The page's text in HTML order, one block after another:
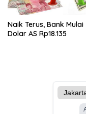
Naik Terus, Bank Mulai
Dolar AS Rp18.135